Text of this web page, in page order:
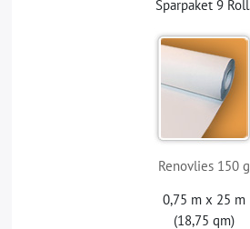
Sparpaket 9
Renovlies 150 g
0,75 m x 25 m
(18,75 qm)